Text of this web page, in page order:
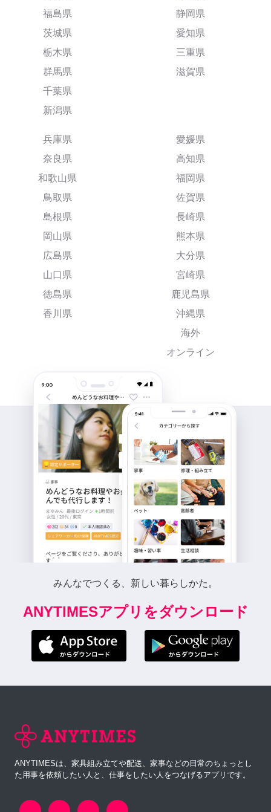
福島県
茨城県
栃木県
群馬県
千葉県
新潟県
静岡県
愛知県
三重県
滋賀県
兵庫県
奈良県
和歌山県
鳥取県
島根県
岡山県
広島県
山口県
徳島県
香川県
愛媛県
高知県
福岡県
佐賀県
長崎県
熊本県
大分県
宮崎県
鹿児島県
沖縄県
海外
オンライン
みんなでつくる、新しい暮らしかた。
ANYTIMESアプリをダウンロード
ANYTIMESは、家具組み立てや配送、家事などの日常のちょっとし
た用事を依頼したい人と、仕事をしたい人をつなげるアプリです。